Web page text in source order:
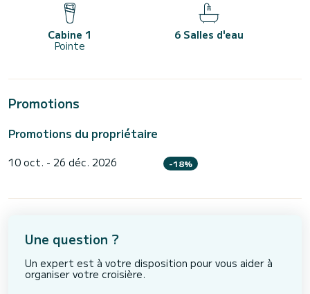
Cabine 1
Pointe
6 Salles d'eau
Promotions
Promotions du propriétaire
10 oct. - 26 déc. 2026 -18%
Une question ?
Un expert est à votre disposition pour vous aider à
organiser votre croisière.